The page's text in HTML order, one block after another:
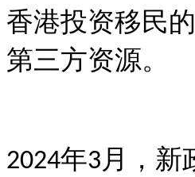
香港投资移民
第三方资源。
2024年3 月，新